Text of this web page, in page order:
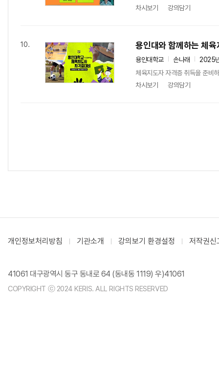
차시보기
강의담기
10. 용인대와 함께하는 체
용인대학교 손나래
2025
체육지도자 자격증 취득을 준비
차시보기
강의담기
개인정보처리방침 기관소개 강의보기 환경설정 저작권신
41061 대구광역시 동구 동내로 64 (동내동 1119) 우)41061
COPYRIGHT ⓒ 2024 KERIS. ALL RIGHTS RESERVED